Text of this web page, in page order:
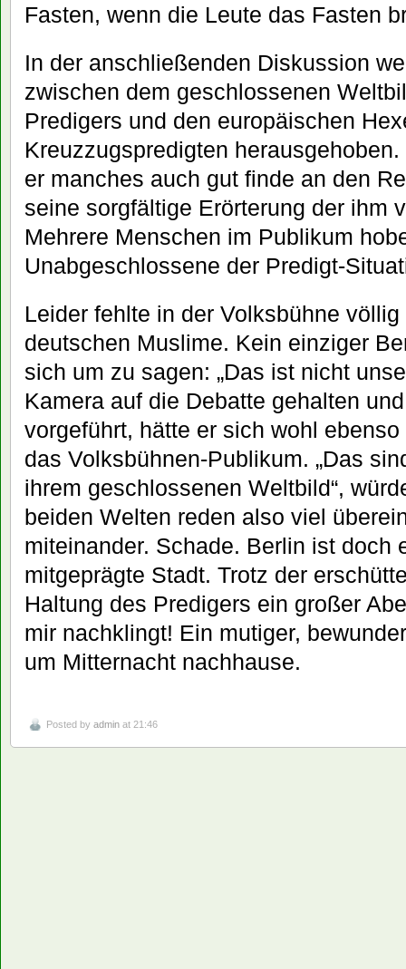
Fasten, wenn die Leute das Fasten
In der anschließenden Diskussion
zwischen dem geschlossenen
Predigers und den europäischen
Kreuzzugspredigten
er manches auch gut finde an den
seine sorgfältige Erörterung der ihm
Mehrere Menschen im Publikum
Unabgeschlossene der Predigt-
Leider fehlte in der Volksbühne
deutschen Muslime. Kein einziger
sich um zu sagen: „Das ist nicht
Kamera auf die Debatte gehalten
vorgeführt, hätte er sich wohl
das Volksbühnen-Publikum. „Das
ihrem geschlossenen Weltbild“,
beiden Welten reden also viel
miteinander. Schade. Berlin ist doch
mitgeprägte Stadt. Trotz der
Haltung des Predigers ein großer
mir nachklingt! Ein mutiger,
um Mitternacht nachhause.
Posted by admin at 21:46